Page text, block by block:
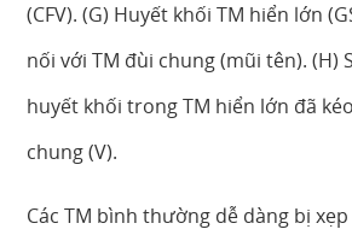
(CFV). (G) Huyết khối TM hiển lớn
nối với TM đùi chung (mũi tên). (H)
huyết khối trong TM hiển lớn đã
chung (V).
Các TM bình thường dễ dàng bị